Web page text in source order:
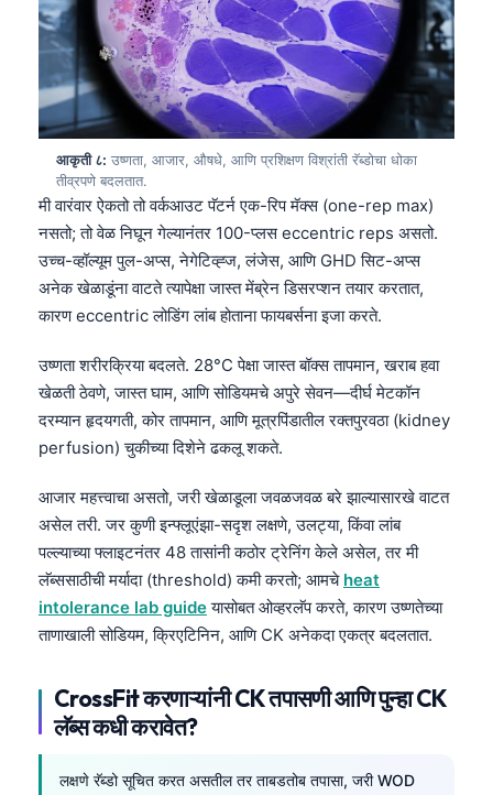
आकृती ८: उष्णता, आजार, औषधे, आणि प्रशिक्षण विश्रांती रॅब्डोचा धोका
तीव्रपणे बदलतात.
मी वारंवार ऐकतो तो वर्कआउट पॅटर्न एक-रिप मॅक्स (one-rep max)
नसतो; तो वेळ निघून गेल्यानंतर 100-प्लस eccentric reps असतो.
उच्च-व्हॉल्यूम पुल-अप्स, नेगेटिव्ह्ज, लंजेस, आणि GHD सिट-अप्स
अनेक खेळाडूंना वाटते त्यापेक्षा जास्त मेंब्रेन डिसरप्शन तयार करतात,
कारण eccentric लोडिंग लांब होताना फायबर्सना इजा करते.
उष्णता शरीरक्रिया बदलते. 28°C पेक्षा जास्त बॉक्स तापमान, खराब हवा
खेळती ठेवणे, जास्त घाम, आणि सोडियमचे अपुरे सेवन—दीर्घ मेटकॉन
दरम्यान हृदयगती, कोर तापमान, आणि मूत्रपिंडातील रक्तपुरवठा (kidney
perfusion) चुकीच्या दिशेने ढकलू शकते.
आजार महत्त्वाचा असतो, जरी खेळाडूला जवळजवळ बरे झाल्यासारखे वाटत
असेल तरी. जर कुणी इन्फ्लूएंझा-सदृश लक्षणे, उलट्या, किंवा लांब
पल्ल्याच्या फ्लाइटनंतर 48 तासांनी कठोर ट्रेनिंग केले असेल, तर मी
लॅब्ससाठीची मर्यादा (threshold) कमी करतो; आमचे heat
intolerance lab guideयासोबत ओव्हरलॅप करते, कारण उष्णतेच्या
ताणाखाली सोडियम, क्रिएटिनिन, आणि CK अनेकदा एकत्र बदलतात.
CrossFit करणाऱ्यांनी CK तपासणी आणि पुन्हा CK
लॅब्स कधी करावेत?
लक्षणे रॅब्डो सूचित करत असतील तर ताबडतोब तपासा, जरी WOD
Русский
Polski
Slovenščina
Magyar
Shqip
বাংলা
اردو
తెలుగు
தமிழ்
ગુજરાતી
മലയാളം
Bahasa Melayu
Tiếng Việt
Tagalog
ไทย
ဗမာစာ
ភាសាខ្មែរ
Kiswahili
አማርኛ